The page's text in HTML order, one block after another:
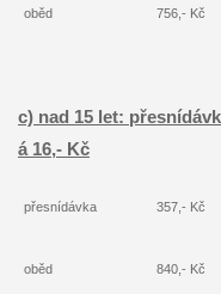
oběd 756,- Kč
c) nad 15 let:
á 16,- Kč
přesnídávka 357,- Kč
oběd 840,- Kč